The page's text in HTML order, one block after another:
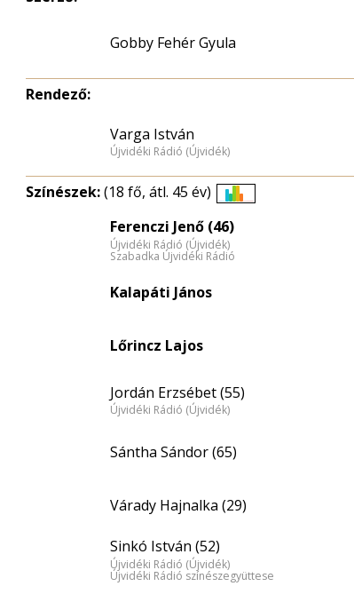
Gobby Fehér Gyula
Rendező:
Varga István
Újvidéki Rádió (Újvidék)
Színészek:(18 fő, átl. 45 év)
Ferenczi Jenő (46)
Újvidéki Rádió (Újvidék)
Szabadka Újvidéki Rádió
Kalapáti János
Lőrincz Lajos
Jordán Erzsébet (55)
Újvidéki Rádió (Újvidék)
Sántha Sándor (65)
Várady Hajnalka (29)
Sinkó István (52)
Újvidéki Rádió (Újvidék)
Újvidéki Rádió színészegyüttese